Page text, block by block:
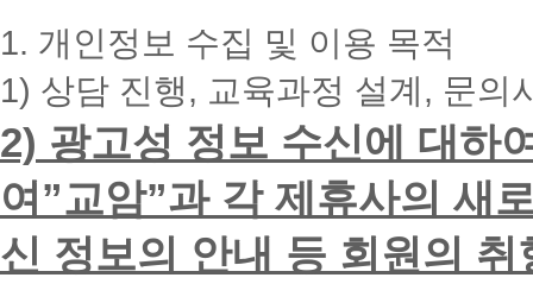
대
폰
입
력
시
면
빠
른
1. 개인정보 수집 및 이용 목적
1) 상담 진행, 교육과정 설계, 문의
2) 광고성 정보 수신에 대하
여”교암”과 각 제휴사의 새
신 정보의 안내 등 회원의